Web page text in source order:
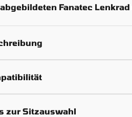
Fanatec Lenkrad
zur Sitzauswahl